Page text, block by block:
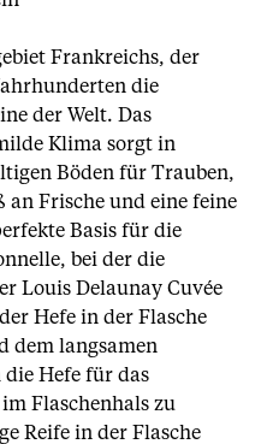
Frankreichs, der
die
der Welt. Das
Klima sorgt in
Böden für Trauben,
an Frische und eine feine
Basis für die
bei der die
Louis Delaunay Cuvée
Hefe in der Flasche
dem langsamen
Hefe für das
Flaschenhals zu
Reife in der Flasche